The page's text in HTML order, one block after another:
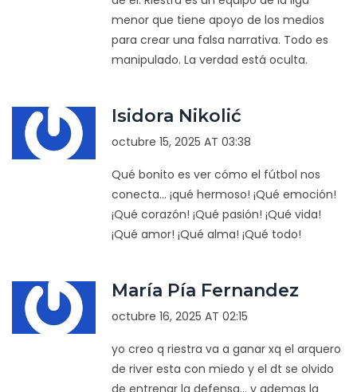
menor que tiene apoyo de los medios
para crear una falsa narrativa. Todo es
manipulado. La verdad está oculta.
Isidora Nikolić
octubre 15, 2025 AT 03:38
Qué bonito es ver cómo el fútbol nos
conecta... ¡qué hermoso! ¡Qué emoción!
¡Qué corazón! ¡Qué pasión! ¡Qué vida!
¡Qué amor! ¡Qué alma! ¡Qué todo!
María Pía Fernandez
octubre 16, 2025 AT 02:15
yo creo q riestra va a ganar xq el arquero
de river esta con miedo y el dt se olvido